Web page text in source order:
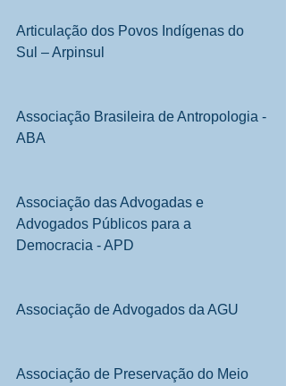
Articulação dos Povos Indígenas do
Sul – Arpinsul
Associação Brasileira de Antropologia -
ABA
Associação das Advogadas e
Advogados Públicos para a
Democracia - APD
Associação de Advogados da AGU
Associação de Preservação do Meio